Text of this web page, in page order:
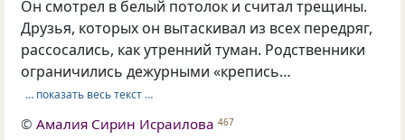
Он смотрел в белый потолок и считал трещины.
Друзья, которых он вытаскивал из всех передряг,
рассосались, как утренний туман. Родственники
ограничились дежурными «крепись…
… показать весь текст …
©Амалия Сирин Исраилова 467